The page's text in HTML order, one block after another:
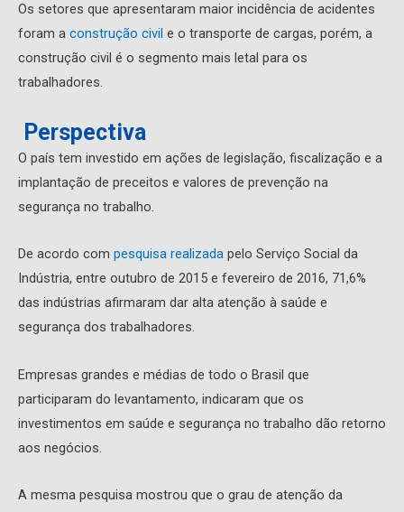
Os setores que apresentaram maior incidência de acidentes
foram a construção civil e o transporte de cargas, porém, a
construção civil é o segmento mais letal para os
trabalhadores.
Perspectiva
O país tem investido em ações de legislação, fiscalização e a
implantação de preceitos e valores de prevenção na
segurança no trabalho.
De acordo com pesquisa realizada pelo Serviço Social da
Indústria, entre outubro de 2015 e fevereiro de 2016, 71,6%
das indústrias afirmaram dar alta atenção à saúde e
segurança dos trabalhadores.
Empresas grandes e médias de todo o Brasil que
participaram do levantamento, indicaram que os
investimentos em saúde e segurança no trabalho dão retorno
aos negócios.
A mesma pesquisa mostrou que o grau de atenção da